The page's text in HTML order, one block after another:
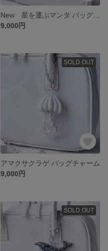
9,000円
SOLD OUT
アマクサクラゲ バッグチャーム
9,000円
SOLD OUT